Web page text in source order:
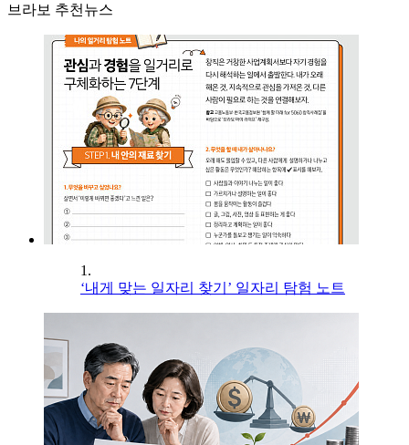
브라보 추천뉴스
1.
‘내게 맞는 일자리 찾기’ 일자리 탐험 노트